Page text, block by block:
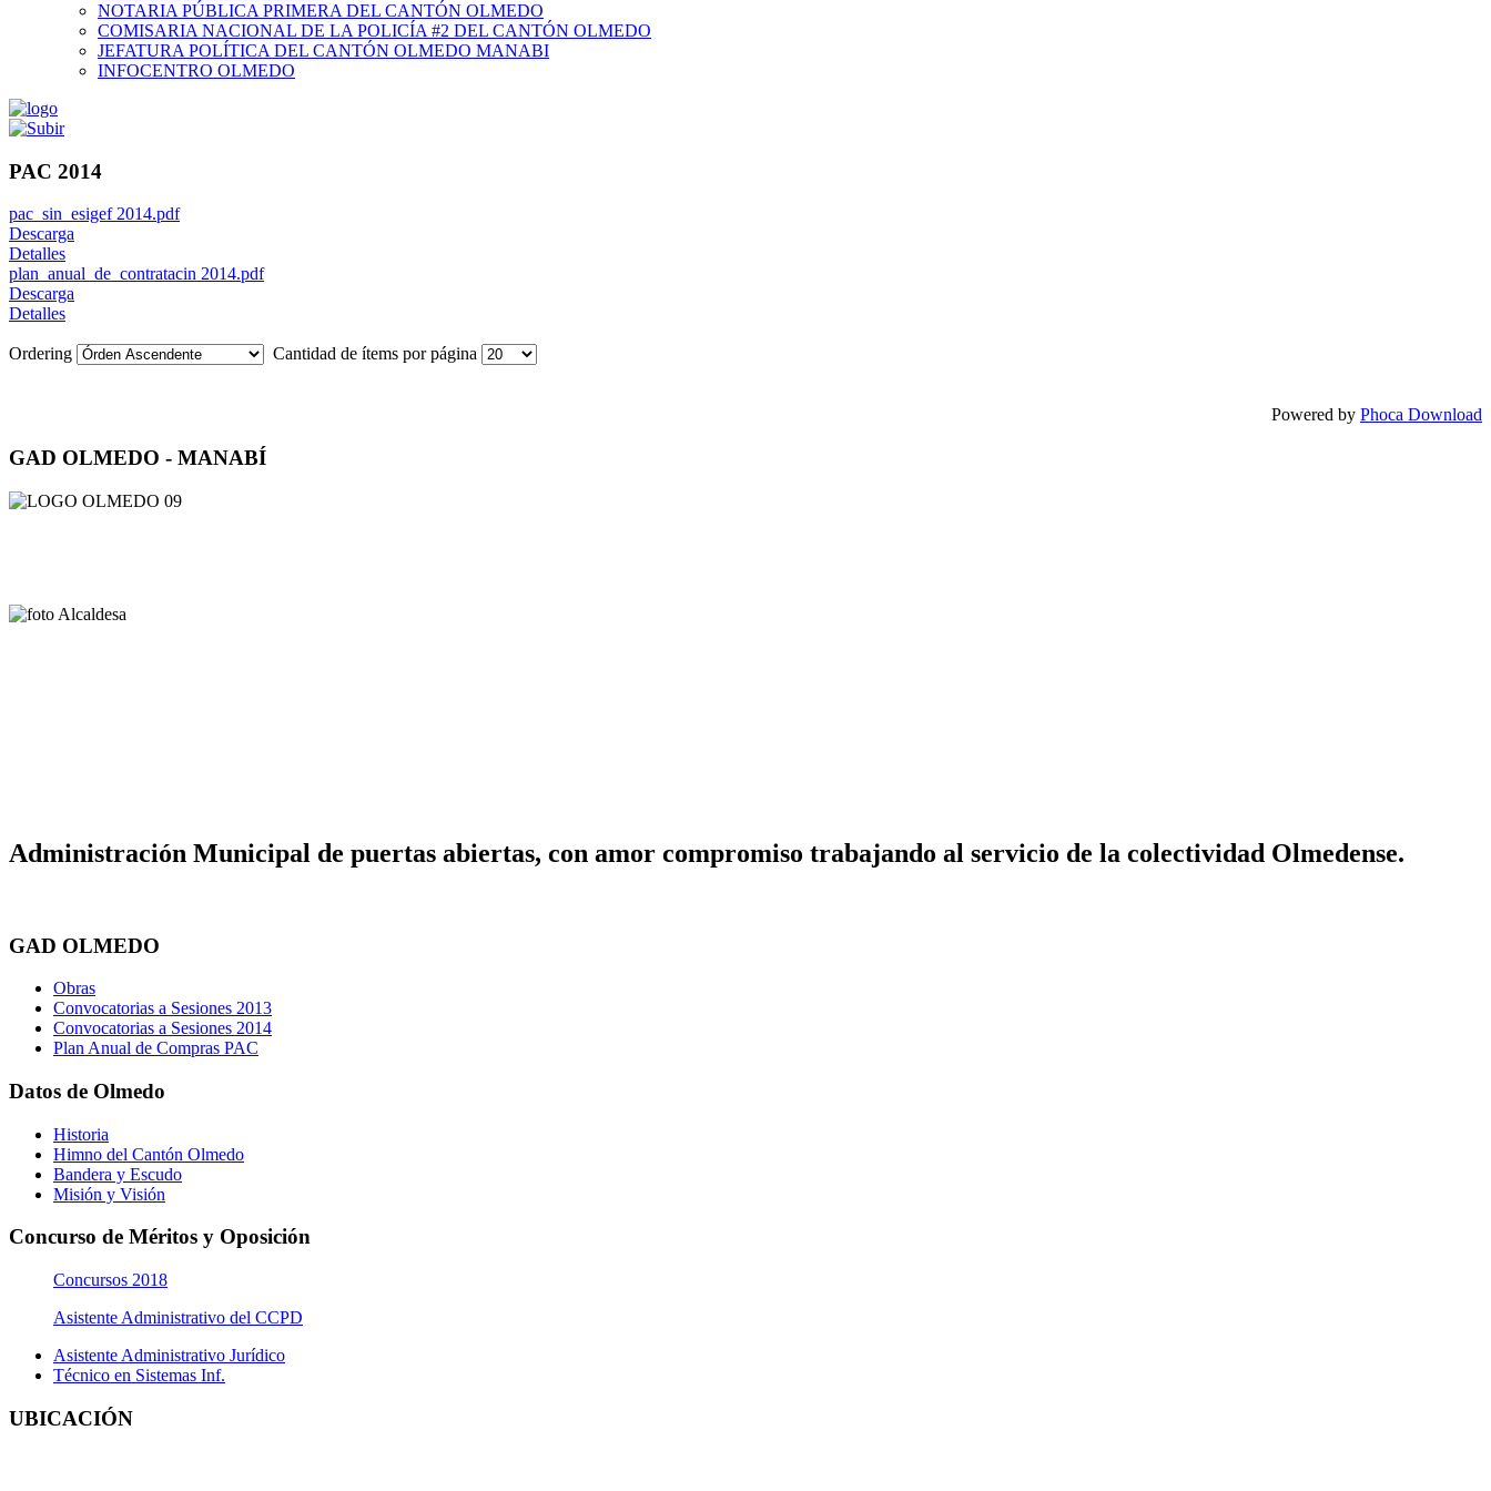
NOTARIA PÚBLICA PRIMERA DEL CANTÓN OLMEDO
COMISARIA NACIONAL DE LA POLICÍA #2 DEL CANTÓN OLMEDO
JEFATURA POLÍTICA DEL CANTÓN OLMEDO MANABI
INFOCENTRO OLMEDO
PAC 2014
pac_sin_esigef 2014.pdf
Descarga
Detalles
plan_anual_de_contratacin 2014.pdf
Descarga
Detalles
Ordering Cantidad de ítems por página
Powered by Phoca Download
GAD OLMEDO - MANABÍ
Administración Municipal de puertas abiertas, con amor compromiso trabajando al servicio de la colectividad Olmedense.
GAD OLMEDO
Obras
Convocatorias a Sesiones 2013
Convocatorias a Sesiones 2014
Plan Anual de Compras PAC
Datos de Olmedo
Historia
Himno del Cantón Olmedo
Bandera y Escudo
Misión y Visión
Concurso de Méritos y Oposición
Concursos 2018
Asistente Administrativo del CCPD
Asistente Administrativo Jurídico
Técnico en Sistemas Inf.
UBICACIÓN